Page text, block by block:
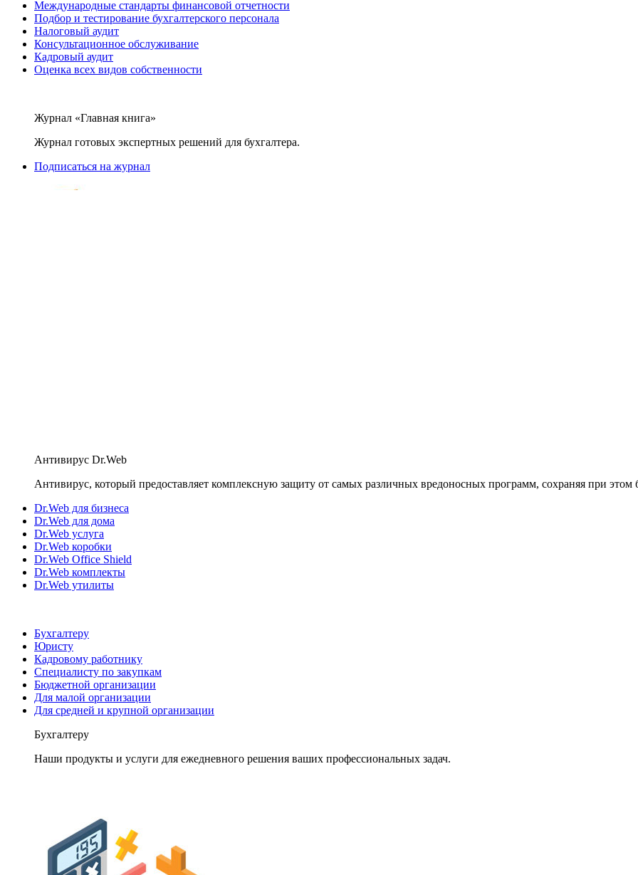
Международные стандарты финансовой отчетности
Подбор и тестирование бухгалтерского персонала
Налоговый аудит
Консультационное обслуживание
Кадровый аудит
Оценка всех видов собственности
Журнал «Главная книга»
Журнал готовых экспертных решений для бухгалтера.
Подписаться на журнал
Антивирус Dr.Web
Антивирус, который предоставляет комплексную защиту от самых различных вредоносных программ, сохраняя при этом
Dr.Web для бизнеса
Dr.Web для дома
Dr.Web услуга
Dr.Web коробки
Dr.Web Office Shield
Dr.Web комплекты
Dr.Web утилиты
Бухгалтеру
Юристу
Кадровому работнику
Специалисту по закупкам
Бюджетной организации
Для малой организации
Для средней и крупной организации
Бухгалтеру
Наши продукты и услуги для ежедневного решения ваших профессиональных задач.